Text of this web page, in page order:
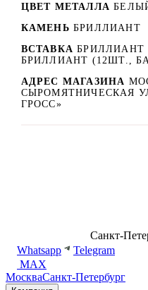
ЦВЕТ МЕТАЛЛА
КАМЕНЬ БРИЛЛИАНТ
ВСТАВКА БРИЛЛИАНТ
БРИЛЛИАНТ (12ШТ.,
АДРЕС МАГАЗИНА
СЫРОМЯТНИЧЕСКАЯ
ГРОСС»
Санкт-
Whatsapp
Telegram
MAX
МоскваСанкт-Петербург